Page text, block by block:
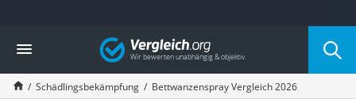
Die beliebtesten Vergleiche nach Kategorie
Baumarkt
Tresor feuerfest
Makita-Akku-Rasenmäher
Vergleich
Schädlingsbekämpfung Bettwanzenspray Vergleich 2026